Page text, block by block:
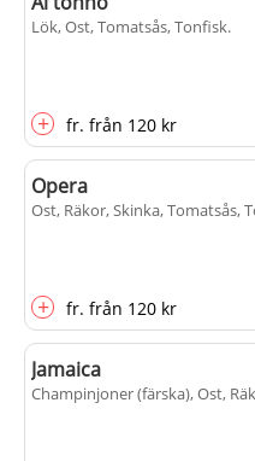
Lök, Ost, Tomatsås, Tonfisk.
+ fr. från 120 kr
Opera
Ost, Räkor, Skinka, Tomatsås,
+ fr. från 120 kr
Jamaica
Champinjoner (färska), Ost,